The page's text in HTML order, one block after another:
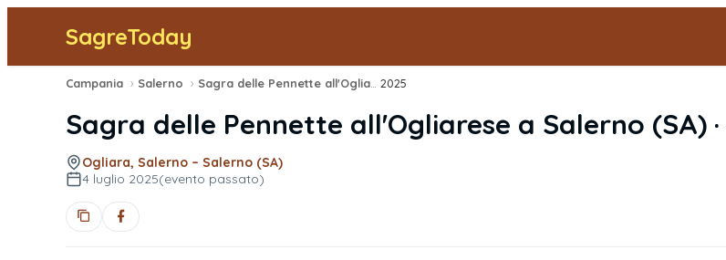
SagreToday
Campania › Salerno › ›
2025
Sagra delle Pennette all'Ogliarese a Salerno (SA) ·
Ogliara, Salerno – Salerno (SA)
4 luglio 2025(evento passato)